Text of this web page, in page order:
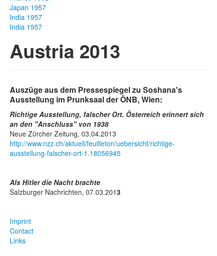
Japan 1957
India 1957
India 1957
Austria 2013
Auszüge aus dem Pressespiegel zu Soshana's
Ausstellung im Prunksaal der ÖNB, Wien:
Richtige Ausstellung, falscher Ort. Österreich erinnert sich
an den "Anschluss" von 1938
Neue Zürcher Zeitung, 03.04.2013
http://www.nzz.ch/aktuell/feuilleton/uebersicht/richtige-
ausstellung-falscher-ort-1.18056945
Als Hitler die Nacht brachte
Salzburger Nachrichten, 07.03.2013
Imprint
Contact
Links